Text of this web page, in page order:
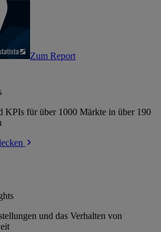
Zum Report
KPIs für über 1000 Märkte in über 190
und das Verhalten von